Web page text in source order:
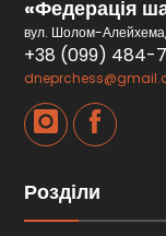
«Федерація
вул. Шолом-Алейхема,
+38 (099) 484-
Розділи